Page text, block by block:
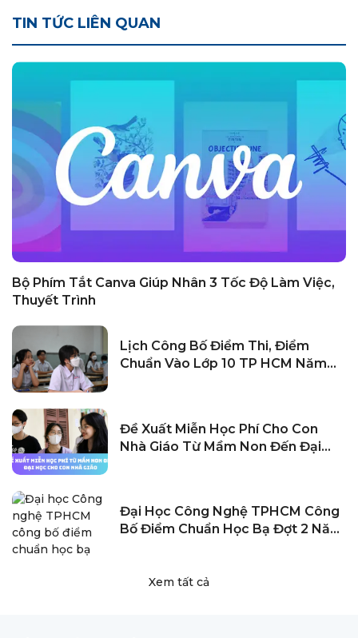
TIN TỨC LIÊN QUAN
Bộ Phím Tắt Canva Giúp Nhân 3 Tốc Độ Làm Việc,
Thuyết Trình
Lịch Công Bố Điểm Thi, Điểm
Chuẩn Vào Lớp 10 TP HCM Năm
Đề Xuất Miễn Học Phí Cho Con
Nhà Giáo Từ Mầm Non Đến Đại
Đại Học Công Nghệ TPHCM Công
Bố Điểm Chuẩn Học Bạ Đợt 2 Năm
Xem tất cả